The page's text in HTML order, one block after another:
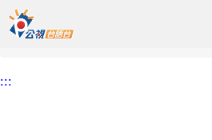
中央內容區塊
頭頁
:::